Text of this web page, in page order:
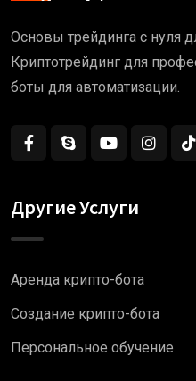
Основы трейдинга с нуля
Криптотрейдинг для
боты для автоматизации.
Другие Услуги
Аренда крипто-бота
Создание крипто-бота
Персональное обучение